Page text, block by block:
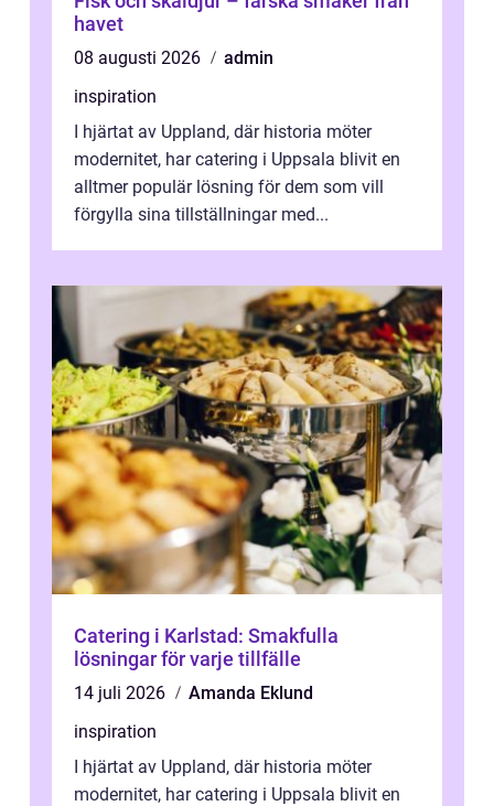
havet
08 augusti 2026
admin
inspiration
I hjärtat av Uppland, där historia möter
modernitet, har catering i Uppsala blivit en
alltmer populär lösning för dem som vill
förgylla sina tillställningar med...
Catering i Karlstad: Smakfulla
lösningar för varje tillfälle
14 juli 2026
Amanda Eklund
inspiration
I hjärtat av Uppland, där historia möter
modernitet, har catering i Uppsala blivit en